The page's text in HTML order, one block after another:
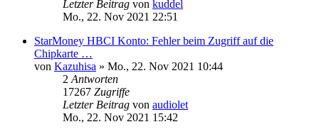
Letzter Beitrag von kuddel
Mo., 22. Nov 2021 22:51
StarMoney HBCI Konto: Fehler beim Zugriff auf die
Chipkarte …
von Kazuhisa » Mo., 22. Nov 2021 10:44
2 Antworten
17267 Zugriffe
Letzter Beitrag von audiolet
Mo., 22. Nov 2021 15:42